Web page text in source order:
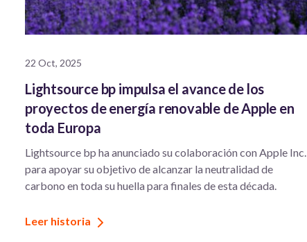
22 Oct, 2025
Lightsource bp impulsa el avance de los
proyectos de energía renovable de Apple en
toda Europa
Lightsource bp ha anunciado su colaboración con Apple Inc.
para apoyar su objetivo de alcanzar la neutralidad de
carbono en toda su huella para finales de esta década.
Leer historia